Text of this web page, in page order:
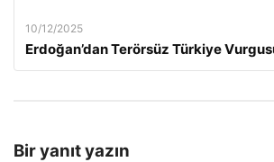
10/12/2025
Erdoğan’dan Terörsüz Türkiye
Bir yanıt yazın